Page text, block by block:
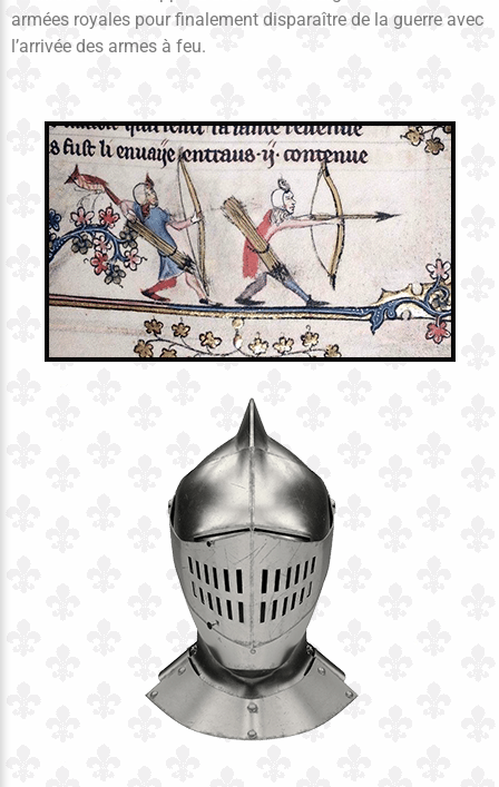
armées royales pour finalement disparaître de la guerre avec
l’arrivée des armes à feu.